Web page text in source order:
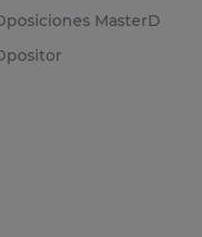
MasterD